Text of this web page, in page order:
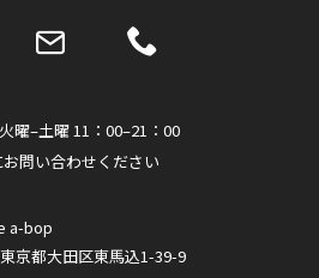
曜–土曜 11：00–21：00
問い合わせください
a-bop
京都大田区東馬込1-39-9